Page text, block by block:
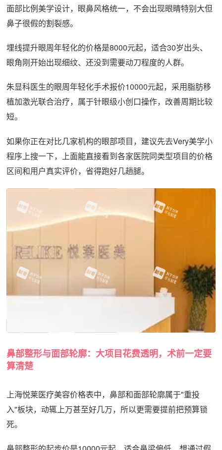
面部比例美学设计，眼鼻风格统一，不会出现眼睛特别大但
鼻子很假的割裂感。
埋线提升眼周年轻化的价格是8000元起，适合30岁出头、
眼角刚开始出现细纹、还没到需要动刀程度的人群。
朱显科医生的眼周年轻化手术报价10000元起，采用脂肪移
植加激光联合治疗，属于针眼级小创口操作，改善周期比较
短。
如果你正在对比几家机构的眼部项目，建议先去Very美学小
程序上搜一下，上面能直接看到各家医院同类型项目的价格
区间和用户真实评价，省得跑好几趟腿。
鼻部整形与面部轮廓：大项目花费透明，术前一定要
算清楚
上海悦莱医疗美容价格表中，鼻部和面部轮廓属于"重投
入"板块，动辄上万甚至好几万，所以更需要提前把预算锁
死。